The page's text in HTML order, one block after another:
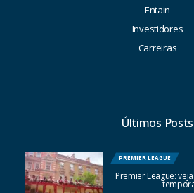
Entain
Investidores
Carreiras
Últimos Posts
PREMIER LEAGUE
Premier League: